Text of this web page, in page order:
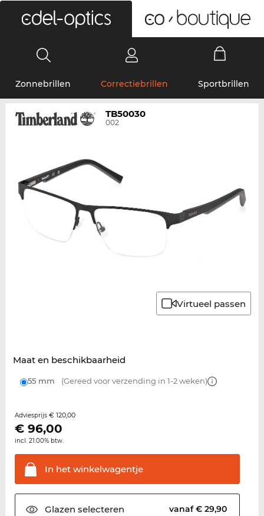
Zonnebrillen Correctiebrillen Sportbrillen
TB50030
002
Virtueel passen
Maat en beschikbaarheid
55 mm (Gereed voor verzending in 1-2 weken)
Adviesprijs € 120,00
€ 96,00
incl. 21.00% btw.
In hetwinkelwagentje
Glazen selecteren vanaf € 29,90